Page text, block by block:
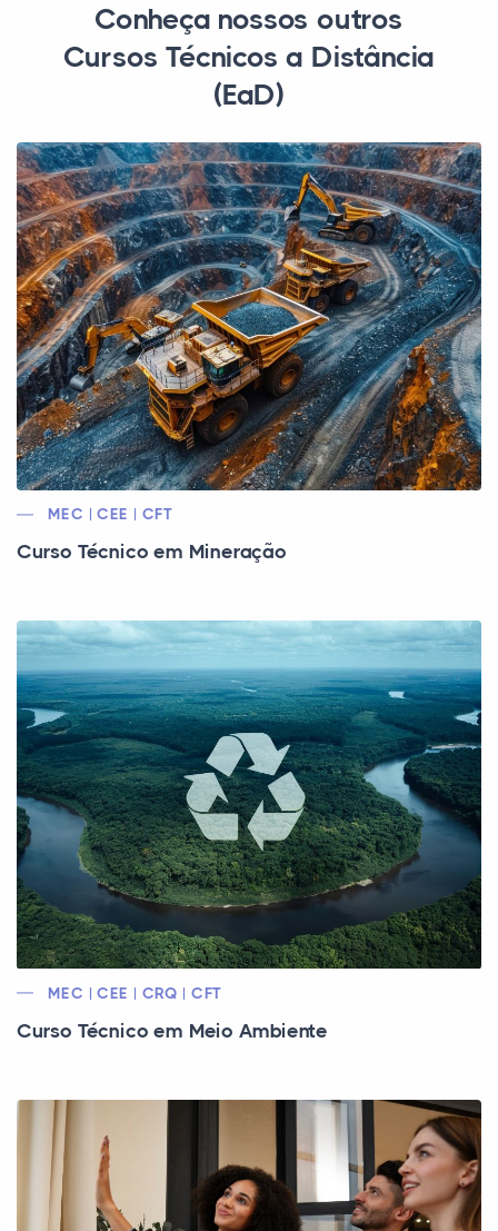
Conheça nossos outros
Cursos Técnicos a Distância
(EaD)
MEC | CEE | CFT
Curso Técnico em Mineração
MEC | CEE | CRQ | CFT
Curso Técnico em Meio Ambiente